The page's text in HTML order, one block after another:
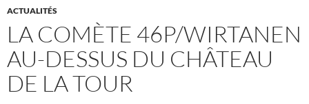
ACTUALITÉS
LA COMÈTE 46P/WIRTANEN
AU-DESSUS DU CHÂTEAU
DE LA TOUR